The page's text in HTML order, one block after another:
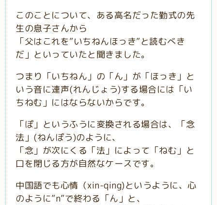
このことについて、ある高名だった勤式の先
生の息子さんから
「父はこれを”いちねんほっき”と読むべき
だ」といっていたと聞きました。
つまり「いちねん」の「ん」が「ほっき」と
いう音に連声(れんじょう)する場合には「い
ちねむ」にはならないからです。
「ぽ」というふうに変換される場合は、「念
法」(ねんぽう)のように、
「念」が次にくる「法」によって「ねむ」と
口を閉じる方が自然なケースです。
中国語でも心情（xin-qing)というように、心
のように”n”で終わる「ん」と、